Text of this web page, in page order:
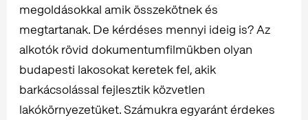
megoldásokkal amik összekötnek és
megtartanak. De kérdéses mennyi ideig is? Az
alkotók rövid dokumentumfilmükben olyan
budapesti lakosokat keretek fel, akik
barkácsolással fejlesztik közvetlen
lakókörnyezetüket. Számukra egyaránt érdekes